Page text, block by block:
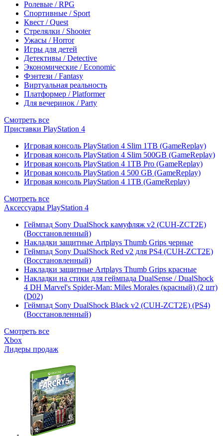
Ролевые / RPG
Спортивные / Sport
Квест / Quest
Стрелялки / Shooter
Ужасы / Horror
Игры для детей
Детективы / Detective
Экономические / Economic
Фэнтези / Fantasy
Виртуальная реальность
Платформер / Platformer
Для вечеринок / Party
Смотреть все
Приставки PlayStation 4
Игровая консоль PlayStation 4 Slim 1TB (GameReplay)
Игровая консоль PlayStation 4 Slim 500GB (GameReplay)
Игровая консоль PlayStation 4 1TB Pro (GameReplay)
Игровая консоль PlayStation 4 500 GB (GameReplay)
Игровая консоль PlayStation 4 1TB (GameReplay)
Смотреть все
Аксессуары PlayStation 4
Геймпад Sony DualShock камуфляж v2 (CUH-ZCT2E)
(Восстановленный)
Накладки защитные Artplays Thumb Grips черные
Геймпад Sony DualShock Red v2 для PS4 (CUH-ZCT2E)
(Восстановленный)
Накладки защитные Artplays Thumb Grips красные
Накладки на стики для геймпада DualSense / DualShock
4 DH Marvel's Spider-Man: Miles Morales (красный) (2 шт)
(D02)
Геймпад Sony DualShock Black v2 (CUH-ZCT2E) (PS4)
(Восстановленный)
Смотреть все
Xbox
Лидеры продаж